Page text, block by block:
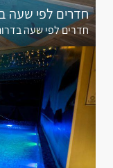
אלקוש
אכזיב
אביטל
אמירים
אליקים
אחיהוד
חדרים לפי שעה
חדרים לפי שעה